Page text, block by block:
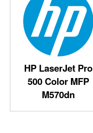
HP LaserJet Pro
500 Color MFP
M570dn‎